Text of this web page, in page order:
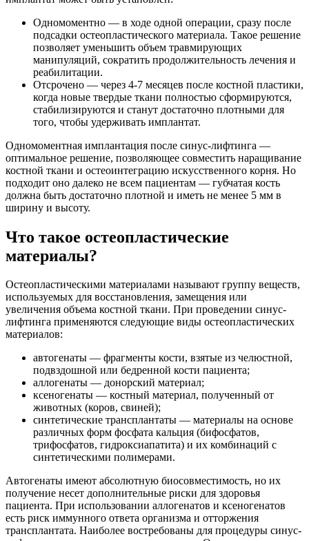
Одномоментно — в ходе одной операции, сразу после
подсадки остеопластического материала. Такое решение
позволяет уменьшить объем травмирующих
манипуляций, сократить продолжительность лечения и
реабилитации.
Отсрочено — через 4-7 месяцев после костной пластики,
когда новые твердые ткани полностью сформируются,
стабилизируются и станут достаточно плотными для
того, чтобы удерживать имплантат.
Одномоментная имплантация после синус-лифтинга —
оптимальное решение, позволяющее совместить наращивание
костной ткани и остеоинтеграцию искусственного корня. Но
подходит оно далеко не всем пациентам — губчатая кость
должна быть достаточно плотной и иметь не менее 5 мм в
ширину и высоту.
Что такое остеопластические
материалы?
Остеопластическими материалами называют группу веществ,
используемых для восстановления, замещения или
увеличения объема костной ткани. При проведении синус-
лифтинга применяются следующие виды остеопластических
материалов:
автогенаты — фрагменты кости, взятые из челюстной,
подвздошной или бедренной кости пациента;
аллогенаты — донорский материал;
ксеногенаты — костный материал, полученный от
животных (коров, свиней);
синтетические трансплантаты — материалы на основе
различных форм фосфата кальция (бифосфатов,
трифосфатов, гидроксиапатита) и их комбинаций с
синтетическими полимерами.
Автогенаты имеют абсолютную биосовместимость, но их
получение несет дополнительные риски для здоровья
пациента. При использовании аллогенатов и ксеногенатов
есть риск иммунного ответа организма и отторжения
трансплантата. Наиболее востребованы для процедуры синус-